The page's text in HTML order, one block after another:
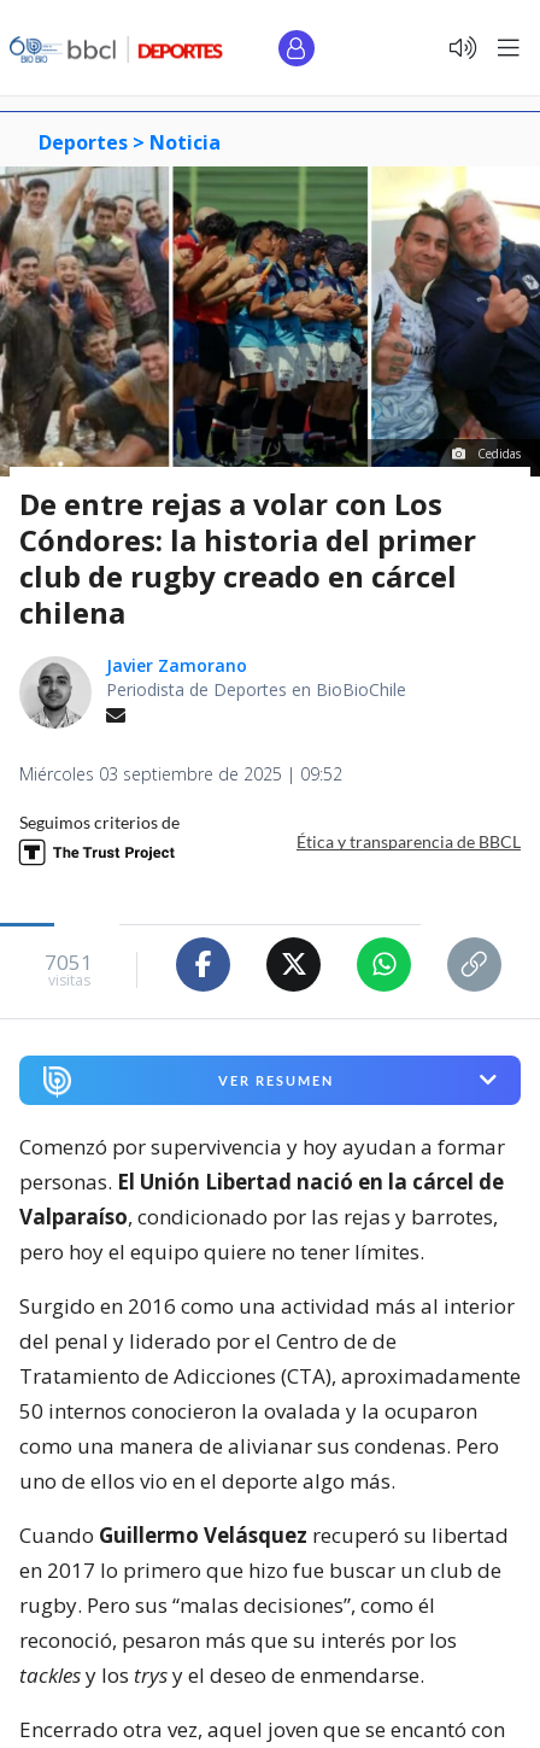
Deportes > Noticia
Cedidas
De entre rejas a volar con Los
Cóndores: la historia del primer
club de rugby creado en cárcel
chilena
Javier Zamorano
Periodista de Deportes en BioBioChile
Miércoles 03 septiembre de 2025 | 09:52
Seguimos criterios de
Ética y transparencia de BBCL
7051
visitas
VER RESUMEN
Comenzó por supervivencia y hoy ayudan a formar
personas. El Unión Libertad nació en la cárcel de
Valparaíso, condicionado por las rejas y barrotes,
pero hoy el equipo quiere no tener límites.
Surgido en 2016 como una actividad más al interior
del penal y liderado por el Centro de de
Tratamiento de Adicciones (CTA), aproximadamente
50 internos conocieron la ovalada y la ocuparon
como una manera de alivianar sus condenas. Pero
uno de ellos vio en el deporte algo más.
Cuando Guillermo Velásquez recuperó su libertad
en 2017 lo primero que hizo fue buscar un club de
rugby. Pero sus “malas decisiones”, como él
reconoció, pesaron más que su interés por los
tacklesy los trysy el deseo de enmendarse.
Encerrado otra vez, aquel joven que se encantó con